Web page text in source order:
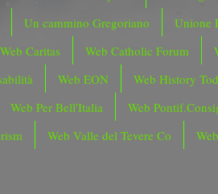
Un cammino Gregoriano
Unione
Web Caritas Web Catholic Forum
Web EON
Web History
Web Per Bell'Italia
Web
Web Valle del Tevere Co